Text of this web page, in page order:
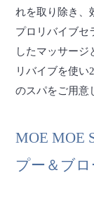
れを取り除き、
プロリバイブセ
したマッサージ
リバイブを使い
のスパをご用意
MOE MOE
プー＆ブロ